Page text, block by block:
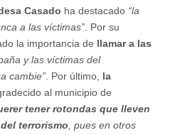
Casado ha destacado “la
a las víctimas” . Por su
la importancia de llamar a las
y las víctimas del
cambie” . Por último, la
al municipio de
tener rotondas que lleven
terrorismo , pues en otros